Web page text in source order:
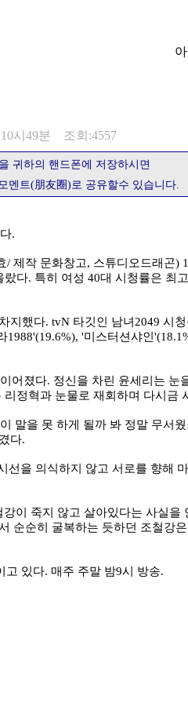
10시49분 조회:4557
을 귀하의 핸드폰에 저장하시면
멘트(朋友圈)로 공유할수 있습니다.
.
작 문화창고, 스튜디오드래곤)
다. 특히 여성 40대 시청률은 최
했다. tvN 타깃인 남녀2049 시
'미스터션샤인
졌다. 정신을 차린 윤세리는
정혁과 눈물로 재회하며 다시금
말을 못 하게 될까 봐 정말 무서
다.
을 의식하지 않고 서로를 향해
이 죽지 않고 살아있다는 사실
순순히 굴복하는 듯하던 조철강
고 있다. 매주 주말 밤9시 방송.